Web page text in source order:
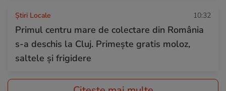
Știri Locale 10:32
Primul centru mare de colectare din România
s-a deschis la Cluj. Primește gratis moloz,
saltele și frigidere